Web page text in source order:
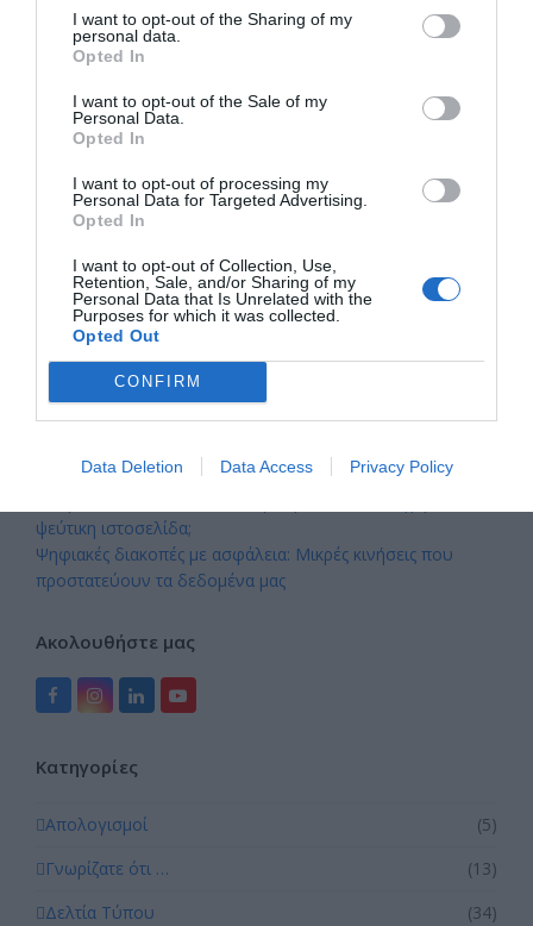
I want to opt-out of the Sharing of my
personal data.
Opted In
I want to opt-out of the Sale of my
Personal Data.
Opted In
I want to opt-out of processing my
Personal Data for Targeted Advertising.
Opted In
I want to opt-out of Collection, Use,
Retention, Sale, and/or Sharing of my
Personal Data that Is Unrelated with the
Purposes for which it was collected.
Opted Out
CONFIRM
Data Deletion Data Access Privacy Policy
1 Χρόνος Κέντρο Α.Ψη.Δ,Α.
Ένας χρόνος προσφοράς στον ψηφιακό εγγραμματισμό της
Αττικής!Το Κέντρο Ανάπτυξης Ψηφιακών Δεξιοτήτων Αττικής
συμπληρώνει έναν…
Πρόσφατα άρθρα
Το καλοκαίρι μας εμπνέει – Το Κέντρο Α.Ψη.Δ.Α.
προετοιμάζει τη νέα εκπαιδευτική χρονιά
Η ασφάλεια στις ηλεκτρονικές τραπεζικές συναλλαγές
Οδηγός: Πώς να χρησιμοποιείτε τα QR codes με ασφάλεια
ψεύτικη ιστοσελίδα;
Ψηφιακές διακοπές με ασφάλεια: Μικρές κινήσεις που
προστατεύουν τα δεδομένα μας
Ακολουθήστε μας
FacebookInstagram
LinkedInYouTube
Kατηγορίες
Απολογισμοί
(5)
Γνωρίζατε ότι …
(13)
Δελτία Τύπου
(34)